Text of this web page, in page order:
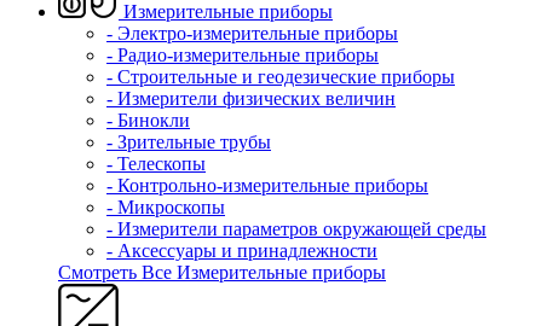
Измерительные приборы
- Электро-измерительные приборы
- Радио-измерительные приборы
- Строительные и геодезические приборы
- Измерители физических величин
- Бинокли
- Зрительные трубы
- Телескопы
- Контрольно-измерительные приборы
- Микроскопы
- Измерители параметров окружающей среды
- Аксессуары и принадлежности
Смотреть Все Измерительные приборы